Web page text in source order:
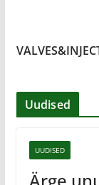
Uudised
UUDISED